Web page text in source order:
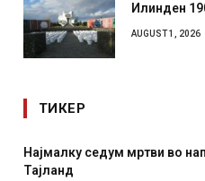
Илинден
AUGUST 1, 2026
ТИКЕР
Најмалку седум мртви во
Тајланд